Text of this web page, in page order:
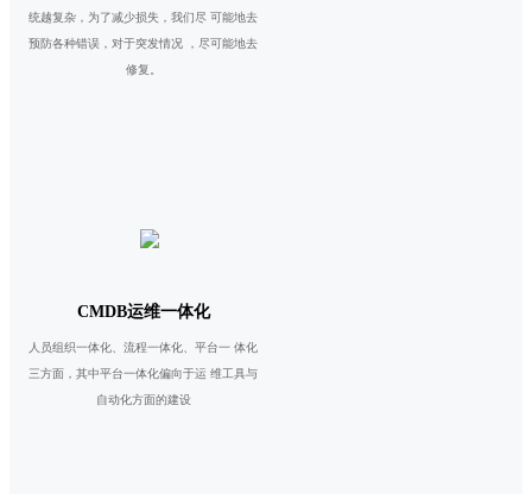
统越复杂，为了减少损失，我们尽 可能地去
预防各种错误，对于突发情况 ，尽可能地去
修复。
CMDB运维一体化
人员组织一体化、流程一体化、平台一 体化
三方面，其中平台一体化偏向于运 维工具与
自动化方面的建设